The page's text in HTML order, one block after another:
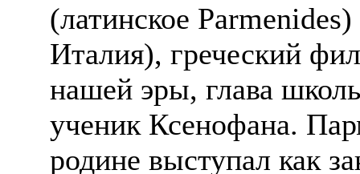
(латинское
Италия), греческий
нашей эры, глава
ученик Ксенофана.
родине выступал как